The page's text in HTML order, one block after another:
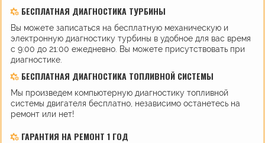
БЕСПЛАТНАЯ ДИАГНОСТИКА ТУРБИНЫ
Вы можете записаться на бесплатную механическую и
электронную диагностику турбины в удобное для вас время
с 9:00 до 21:00 ежедневно. Вы можете присутствовать при
диагностике.
БЕСПЛАТНАЯ ДИАГНОСТИКА ТОПЛИВНОЙ СИСТЕМЫ
Мы произведем компьютерную диагностику топливной
системы двигателя бесплатно, независимо останетесь на
ремонт или нет!
ГАРАНТИЯ НА РЕМОНТ 1 ГОД